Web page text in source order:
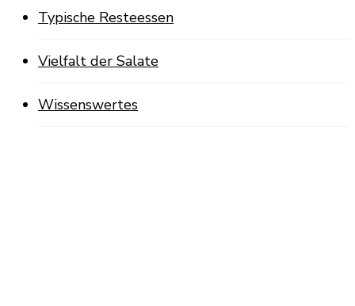
Typische Resteessen
Vielfalt der Salate
Wissenswertes